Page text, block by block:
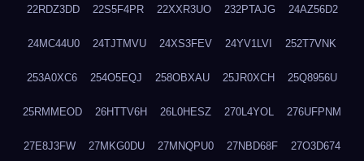
22RDZ3DD 22S5F4PR 22XXR3UO 232PTAJG 24AZ56D2
24MC44U0 24TJTMVU 24XS3FEV 24YV1LVI 252T7VNK
253A0XC6 254O5EQJ 258OBXAU 25JR0XCH 25Q8956U
25RMMEOD 26HTTV6H 26L0HESZ 270L4YOL 276UFPNM
27E8J3FW 27MKG0DU 27MNQPU0 27NBD68F 27O3D674